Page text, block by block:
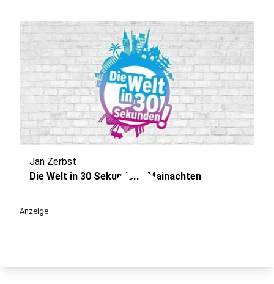
play_circle
Jan Zerbst
Die Welt in 30 Sekunden - Mainachten
Anzeige